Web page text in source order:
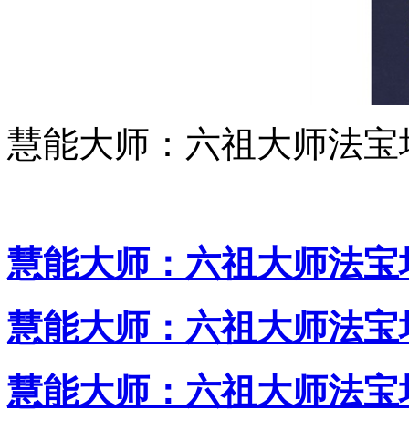
慧能大师：六祖大师法
慧能大师：六祖大师法
慧能大师：六祖大师法
慧能大师：六祖大师法